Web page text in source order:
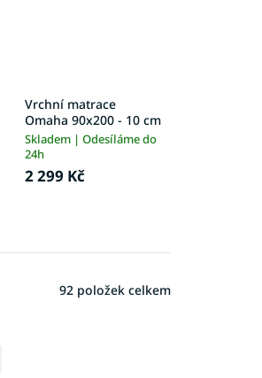
Vrchní matrace
Omaha 90x200 - 10 cm
Skladem | Odesíláme do
24h
2 299 Kč
92 položek celkem